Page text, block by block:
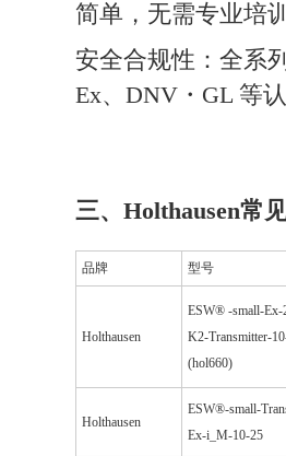
简单，无需专业培
安全合规性：全系
Ex、DNV・GL 等
三、Holthausen常
品牌 型号
Holthausen
ESW® -small-Ex-
K2-Transmitter-
(hol660)
Holthausen
ESW®-small-
Ex-i_M-10-25